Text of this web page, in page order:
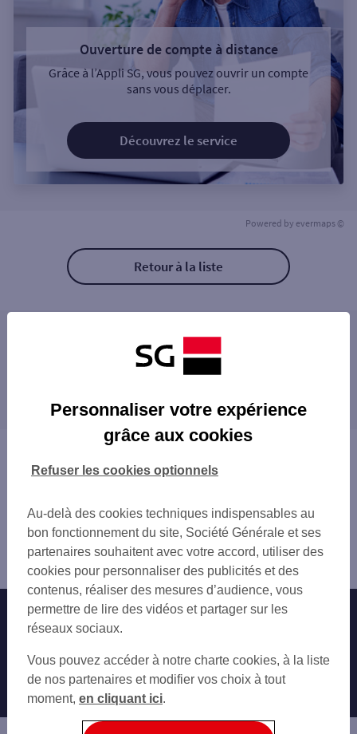
Ouverture de compte à distance
Grâce à l’Appli SG, vous pouvez ouvrir un compte
sans vous déplacer.
Découvrez le service
Powered by evermaps ©
Retour à la liste
Les distributeurs/automates à proximité
ORLEANS 100 AV DAUPHINE
OLIVET 65 RUE JULES MARIE SIMON
ORLEANS 29 PL DU CHATELET
ORLEANS PRO
ST JEAN DE BRAYE 20 RUE GEORGES DAN
OLIVET 77 RUE DE CHAMPAGNE
ORLEANS LA SOURCE
ORLEANS SAINT JEAN RUELLE
FLEURY INTERIVES
FLEURY LES AUBRAIS 42 RUE ABBE PAST
ST JEAN DE LA RUELLE 50 RUE CHARLES
SARAN 224 ANCIENNE ROUTE DE CHARTR
CHECY 127 AV NATIONALE
CHECY
LA CHAPELLE ST MESMIN 20 RUE NATION
proximité
SAINT-JEAN-DE-BRAYE
LA CHAPELLE-SAINT-MESMIN
SARAN
Vous êtes ici : Accueil
Trouver une agence bancaire
Loiret
Saint Jean le Blanc
Distributeur/automate ST JEAN LE BLANC ALL DE L
ARCHE
Nos engagements Nous contacter
Autres sites SG
Professionnels
Entreprises
Personnaliser votre expérience
grâce aux cookies
Au-delà des cookies techniques indispensables au
bon fonctionnement du site, Société Générale et ses
partenaires souhaitent avec votre accord, utiliser des
cookies pour personnaliser des publicités et des
contenus, réaliser des mesures d’audience, vous
permettre de lire des vidéos et partager sur les
réseaux sociaux.
Vous pouvez accéder à notre charte cookies, à la liste
de nos partenaires et modifier vos choix à tout
moment, en cliquant ici.
Refuser les cookies optionnels